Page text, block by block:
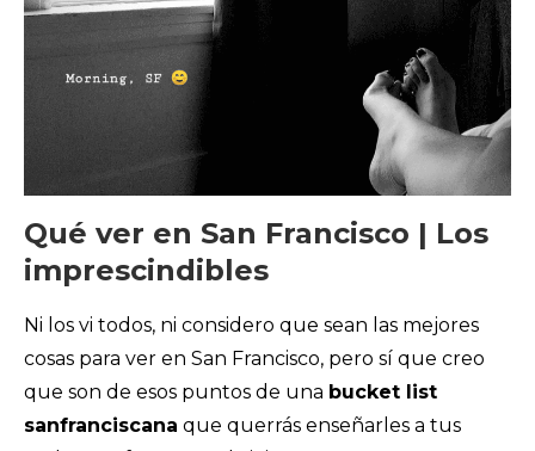
Qué ver en San Francisco | Los
imprescindibles
Ni los vi todos, ni considero que sean las mejores
cosas para ver en San Francisco, pero sí que creo
que son de esos puntos de una bucket list
sanfranciscana que querrás enseñarles a tus